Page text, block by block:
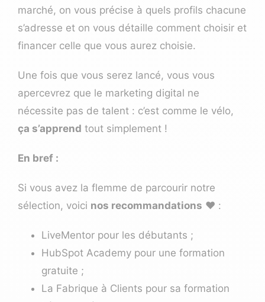
marché, on vous précise à quels profils chacune
s’adresse et on vous détaille comment choisir et
financer celle que vous aurez choisie.
Une fois que vous serez lancé, vous vous
apercevrez que le marketing digital ne
nécessite pas de talent : c’est comme le vélo,
ça s’apprend tout simplement !
En bref :
Si vous avez la flemme de parcourir notre
sélection, voici nos recommandations ❤️ :
LiveMentor pour les débutants ;
HubSpot Academy pour une formation
gratuite ;
La Fabrique à Clients pour sa formation